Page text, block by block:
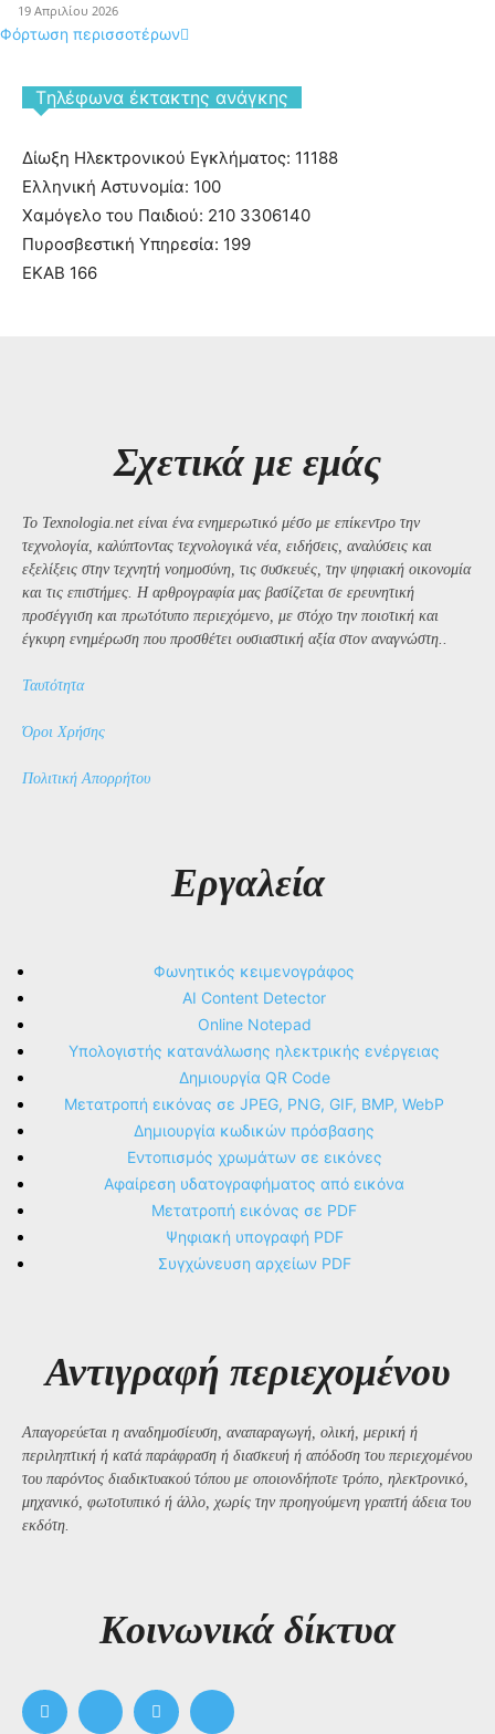
19 Απριλίου 2026
Φόρτωση περισσοτέρων
Tηλέφωνα έκτακτης ανάγκης
Δίωξη Ηλεκτρονικού Εγκλήματος: 11188
Ελληνική Αστυνομία: 100
Χαμόγελο του Παιδιού: 210 3306140
Πυροσβεστική Υπηρεσία: 199
ΕΚΑΒ 166
Σχετικά με εμάς
Το Texnologia.net είναι ένα ενημερωτικό μέσο με επίκεντρο την
τεχνολογία, καλύπτοντας τεχνολογικά νέα, ειδήσεις, αναλύσεις και
εξελίξεις στην τεχνητή νοημοσύνη, τις συσκευές, την ψηφιακή οικονομία
και τις επιστήμες. Η αρθρογραφία μας βασίζεται σε ερευνητική
προσέγγιση και πρωτότυπο περιεχόμενο, με στόχο την ποιοτική και
έγκυρη ενημέρωση που προσθέτει ουσιαστική αξία στον αναγνώστη..
Ταυτότητα
Όροι Χρήσης
Πολιτική Απορρήτου
Εργαλεία
Φωνητικός κειμενογράφος
AI Content Detector
Online Notepad
Υπολογιστής κατανάλωσης ηλεκτρικής ενέργειας
Δημιουργία QR Code
Μετατροπή εικόνας σε JPEG, PNG, GIF, BMP, WebP
Δημιουργία κωδικών πρόσβασης
Εντοπισμός χρωμάτων σε εικόνες
Αφαίρεση υδατογραφήματος από εικόνα
Μετατροπή εικόνας σε PDF
Ψηφιακή υπογραφή PDF
Συγχώνευση αρχείων PDF
Αντιγραφή περιεχομένου
Απαγορεύεται η αναδημοσίευση, αναπαραγωγή, ολική, μερική ή
περιληπτική ή κατά παράφραση ή διασκευή ή απόδοση του περιεχομένου
του παρόντος διαδικτυακού τόπου με οποιονδήποτε τρόπο, ηλεκτρονικό,
μηχανικό, φωτοτυπικό ή άλλο, χωρίς την προηγούμενη γραπτή άδεια του
εκδότη.
Kοινωνικά δίκτυα